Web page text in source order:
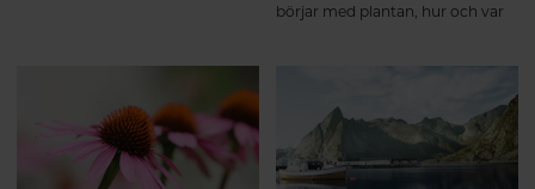
börjar med plantan, hur och var
läkemedel vid förkylning.